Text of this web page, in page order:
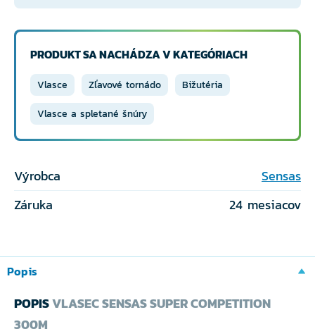
PRODUKT SA NACHÁDZA V KATEGÓRIACH
Vlasce Zľavové tornádo
Bižutéria
Vlasce a spletané šnúry
Výrobca
Sensas
Záruka
24 mesiacov
Popis
POPISVLASEC SENSAS SUPER COMPETITION
300M